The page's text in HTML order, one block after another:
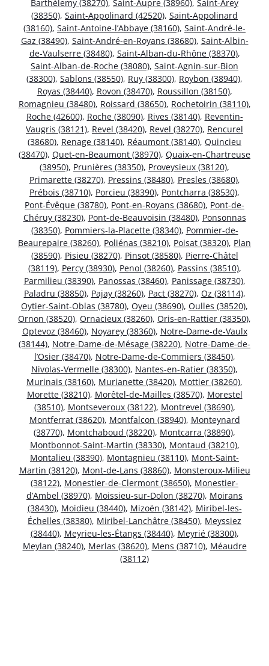
Barthélemy (38270), Saint-Aupre (38960), Saint-Arey
(38350), Saint-Appolinard (42520), Saint-Appolinard
(38160), Saint-Antoine-l’Abbaye (38160), Saint-André-le-
Gaz (38490), Saint-André-en-Royans (38680), Saint-Albin-
de-Vaulserre (38480), Saint-Alban-du-Rhône (38370),
Saint-Alban-de-Roche (38080), Saint-Agnin-sur-Bion
(38300), Sablons (38550), Ruy (38300), Roybon (38940),
Royas (38440), Rovon (38470), Roussillon (38150),
Romagnieu (38480), Roissard (38650), Rochetoirin (38110),
Roche (42600), Roche (38090), Rives (38140), Reventin-
Vaugris (38121), Revel (38420), Revel (38270), Rencurel
(38680), Renage (38140), Réaumont (38140), Quincieu
(38470), Quet-en-Beaumont (38970), Quaix-en-Chartreuse
(38950), Prunières (38350), Proveysieux (38120),
Primarette (38270), Pressins (38480), Presles (38680),
Prébois (38710), Porcieu (38390), Pontcharra (38530),
Pont-Évêque (38780), Pont-en-Royans (38680), Pont-de-
Chéruy (38230), Pont-de-Beauvoisin (38480), Ponsonnas
(38350), Pommiers-la-Placette (38340), Pommier-de-
Beaurepaire (38260), Poliénas (38210), Poisat (38320), Plan
(38590), Pisieu (38270), Pinsot (38580), Pierre-Châtel
(38119), Percy (38930), Penol (38260), Passins (38510),
Parmilieu (38390), Panossas (38460), Panissage (38730),
Paladru (38850), Pajay (38260), Pact (38270), Oz (38114),
Oytier-Saint-Oblas (38780), Oyeu (38690), Oulles (38520),
Ornon (38520), Ornacieux (38260), Oris-en-Rattier (38350),
Optevoz (38460), Noyarey (38360), Notre-Dame-de-Vaulx
(38144), Notre-Dame-de-Mésage (38220), Notre-Dame-de-
l’Osier (38470), Notre-Dame-de-Commiers (38450),
Nivolas-Vermelle (38300), Nantes-en-Ratier (38350),
Murinais (38160), Murianette (38420), Mottier (38260),
Morette (38210), Morêtel-de-Mailles (38570), Morestel
(38510), Montseveroux (38122), Montrevel (38690),
Montferrat (38620), Montfalcon (38940), Monteynard
(38770), Montchaboud (38220), Montcarra (38890),
Montbonnot-Saint-Martin (38330), Montaud (38210),
Montalieu (38390), Montagnieu (38110), Mont-Saint-
Martin (38120), Mont-de-Lans (38860), Monsteroux-Milieu
(38122), Monestier-de-Clermont (38650), Monestier-
d’Ambel (38970), Moissieu-sur-Dolon (38270), Moirans
(38430), Moidieu (38440), Mizoën (38142), Miribel-les-
Échelles (38380), Miribel-Lanchâtre (38450), Meyssiez
(38440), Meyrieu-les-Étangs (38440), Meyrié (38300),
Meylan (38240), Merlas (38620), Mens (38710), Méaudre
(38112)